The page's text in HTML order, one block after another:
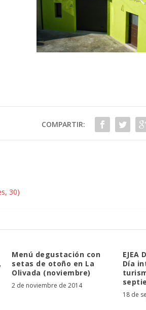
COMPARTIR:
30)
Menú degustación con
setas de otoño en La
Olivada (noviembre)
2 de noviembre de 2014
EJEA
Día
18 de